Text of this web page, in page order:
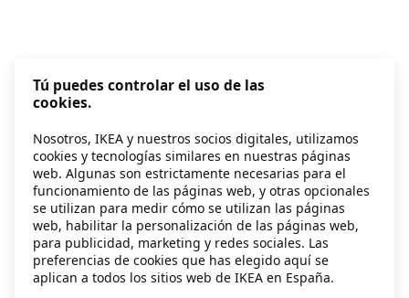
Tú puedes controlar el uso de las
cookies.
Nosotros, IKEA y nuestros socios digitales, utilizamos
cookies y tecnologías similares en nuestras páginas
web. Algunas son estrictamente necesarias para el
funcionamiento de las páginas web, y otras opcionales
se utilizan para medir cómo se utilizan las páginas
web, habilitar la personalización de las páginas web,
para publicidad, marketing y redes sociales. Las
preferencias de cookies que has elegido aquí se
aplican a todos los sitios web de IKEA en España.